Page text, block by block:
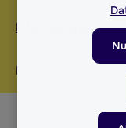
bin mit
Informationen
Folge uns